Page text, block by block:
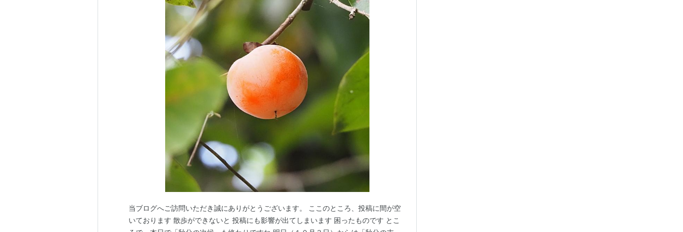
当ブログへご訪問いただき誠にありがとうございます。 ここのところ、投稿に間が空
いております 散歩ができないと 投稿にも影響が出てしまいます 困ったものです とこ